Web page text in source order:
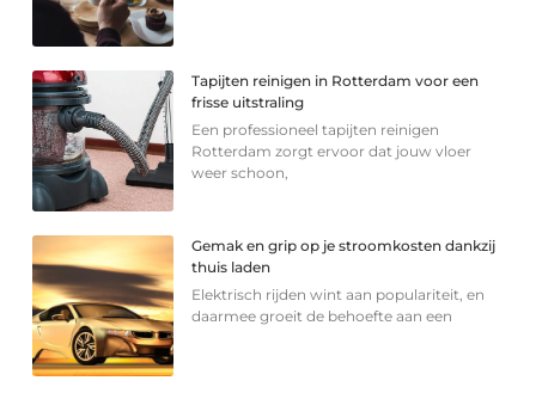
Tapijten reinigen in Rotterdam voor een
frisse uitstraling
Een professioneel tapijten reinigen
Rotterdam zorgt ervoor dat jouw vloer
weer schoon,
Gemak en grip op je stroomkosten dankzij
thuis laden
Elektrisch rijden wint aan populariteit, en
daarmee groeit de behoefte aan een